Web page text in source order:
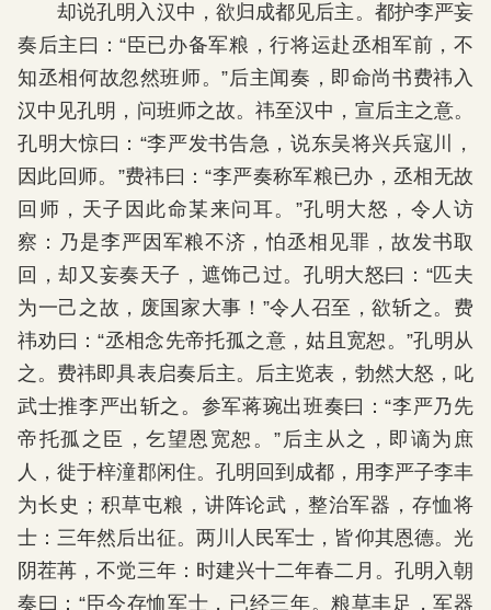
却说孔明入汉中，欲归成都见后主。都护李严妄
奏后主曰：“臣已办备军粮，行将运赴丞相军前，不
知丞相何故忽然班师。”后主闻奏，即命尚书费祎入
汉中见孔明，问班师之故。祎至汉中，宣后主之意。
孔明大惊曰：“李严发书告急，说东吴将兴兵寇川，
因此回师。”费祎曰：“李严奏称军粮已办，丞相无故
回师，天子因此命某来问耳。”孔明大怒，令人访
察：乃是李严因军粮不济，怕丞相见罪，故发书取
回，却又妄奏天子，遮饰己过。孔明大怒曰：“匹夫
为一己之故，废国家大事！”令人召至，欲斩之。费
祎劝曰：“丞相念先帝托孤之意，姑且宽恕。”孔明从
之。费祎即具表启奏后主。后主览表，勃然大怒，叱
武士推李严出斩之。参军蒋琬出班奏曰：“李严乃先
帝托孤之臣，乞望恩宽恕。”后主从之，即谪为庶
人，徙于梓潼郡闲住。孔明回到成都，用李严子李丰
为长史；积草屯粮，讲阵论武，整治军器，存恤将
士：三年然后出征。两川人民军士，皆仰其恩德。光
阴茬苒，不觉三年：时建兴十二年春二月。孔明入朝
奏曰：“臣今存恤军士，已经三年。粮草丰足，军器